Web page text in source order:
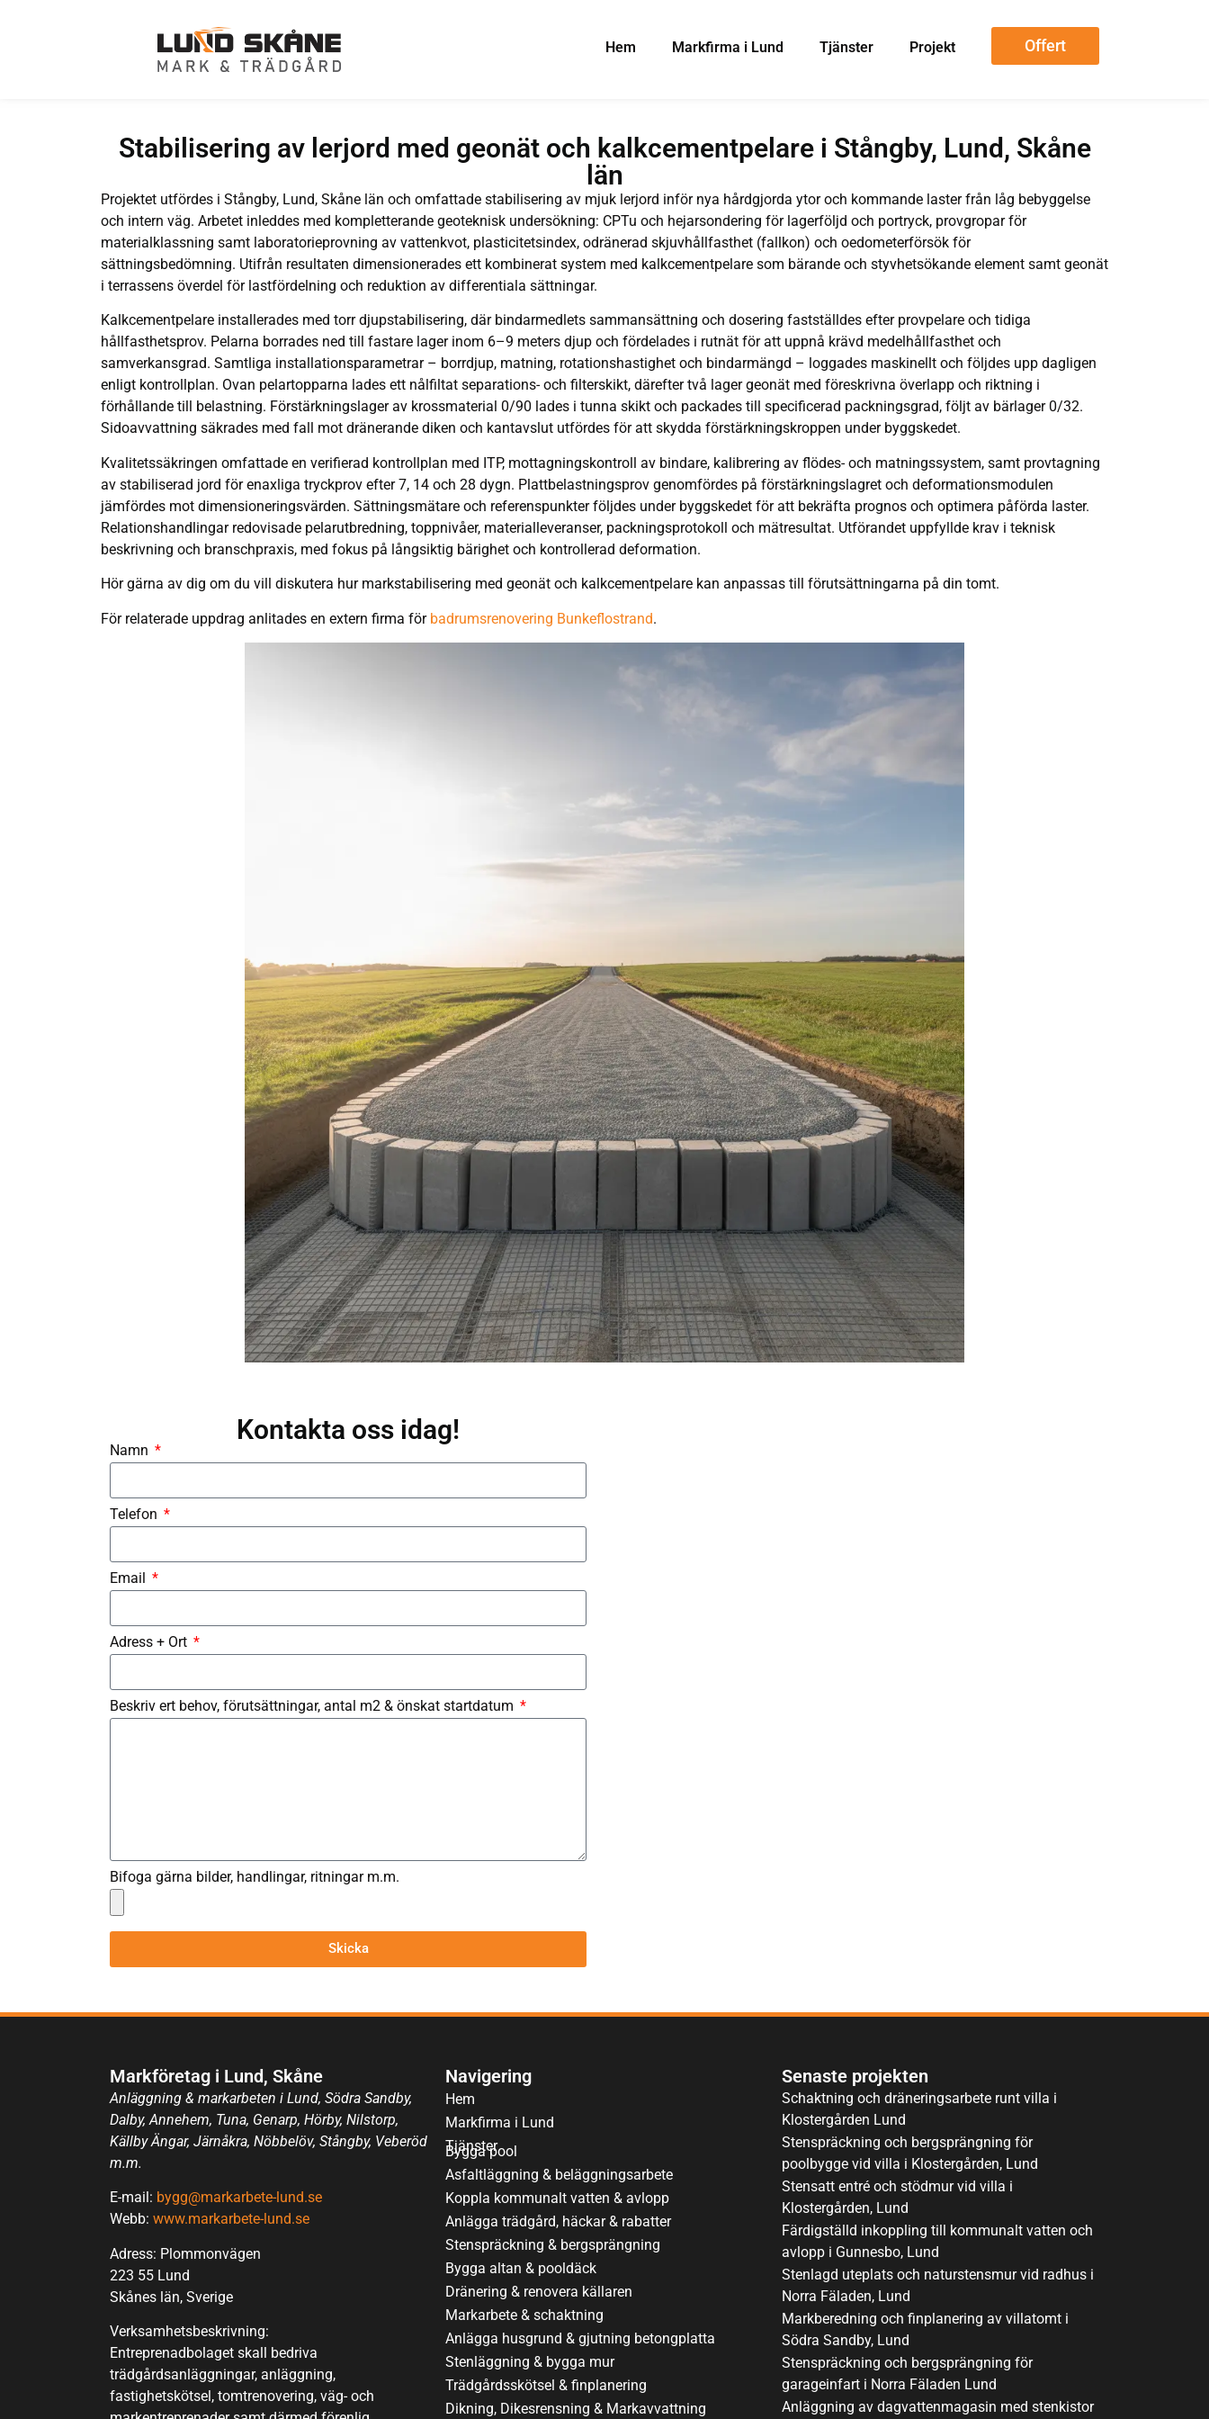
Hem Markfirma i Lund Tjänster Projekt Offert
Stabilisering av lerjord med geonät och kalkcementpelare i Stångby, Lund, Skåne
län
Projektet utfördes i Stångby, Lund, Skåne län och omfattade stabilisering av mjuk lerjord inför nya hårdgjorda ytor och kommande laster från låg bebyggelse
och intern väg. Arbetet inleddes med kompletterande geoteknisk undersökning: CPTu och hejarsondering för lagerföljd och portryck, provgropar för
materialklassning samt laboratorieprovning av vattenkvot, plasticitetsindex, odränerad skjuvhållfasthet (fallkon) och oedometerförsök för
sättningsbedömning. Utifrån resultaten dimensionerades ett kombinerat system med kalkcementpelare som bärande och styvhetsökande element samt geonät
i terrassens överdel för lastfördelning och reduktion av differentiala sättningar.
Kalkcementpelare installerades med torr djupstabilisering, där bindarmedlets sammansättning och dosering fastställdes efter provpelare och tidiga
hållfasthetsprov. Pelarna borrades ned till fastare lager inom 6–9 meters djup och fördelades i rutnät för att uppnå krävd medelhållfasthet och
samverkansgrad. Samtliga installationsparametrar – borrdjup, matning, rotationshastighet och bindarmängd – loggades maskinellt och följdes upp dagligen
enligt kontrollplan. Ovan pelartopparna lades ett nålfiltat separations- och filterskikt, därefter två lager geonät med föreskrivna överlapp och riktning i
förhållande till belastning. Förstärkningslager av krossmaterial 0/90 lades i tunna skikt och packades till specificerad packningsgrad, följt av bärlager 0/32.
Sidoavvattning säkrades med fall mot dränerande diken och kantavslut utfördes för att skydda förstärkningskroppen under byggskedet.
Kvalitetssäkringen omfattade en verifierad kontrollplan med ITP, mottagningskontroll av bindare, kalibrering av flödes- och matningssystem, samt provtagning
av stabiliserad jord för enaxliga tryckprov efter 7, 14 och 28 dygn. Plattbelastningsprov genomfördes på förstärkningslagret och deformationsmodulen
jämfördes mot dimensioneringsvärden. Sättningsmätare och referenspunkter följdes under byggskedet för att bekräfta prognos och optimera påförda laster.
Relationshandlingar redovisade pelarutbredning, toppnivåer, materialleveranser, packningsprotokoll och mätresultat. Utförandet uppfyllde krav i teknisk
beskrivning och branschpraxis, med fokus på långsiktig bärighet och kontrollerad deformation.
Hör gärna av dig om du vill diskutera hur markstabilisering med geonät och kalkcementpelare kan anpassas till förutsättningarna på din tomt.
För relaterade uppdrag anlitades en extern firma för badrumsrenovering Bunkeflostrand.
Kontakta oss idag!
Namn
Telefon
Email
Adress + Ort
Beskriv ert behov, förutsättningar, antal m2 & önskat startdatum
Bifoga gärna bilder, handlingar, ritningar m.m.
Skicka
Markföretag i Lund, Skåne
Anläggning & markarbeten i Lund, Södra Sandby,
Dalby, Annehem, Tuna, Genarp, Hörby, Nilstorp,
Källby Ängar, Järnåkra, Nöbbelöv, Stångby, Veberöd
m.m.
E-mail: bygg@markarbete-lund.se
Webb: www.markarbete-lund.se
Adress: Plommonvägen
223 55 Lund
Skånes län, Sverige
Verksamhetsbeskrivning:
Entreprenadbolaget skall bedriva
trädgårdsanläggningar, anläggning,
fastighetskötsel, tomtrenovering, väg- och
Navigering
Hem
Markfirma i Lund
Tjänster
Bygga pool
Asfaltläggning & beläggningsarbete
Koppla kommunalt vatten & avlopp
Anlägga trädgård, häckar & rabatter
Stenspräckning & bergsprängning
Bygga altan & pooldäck
Dränering & renovera källaren
Markarbete & schaktning
Anlägga husgrund & gjutning betongplatta
Stenläggning & bygga mur
Trädgårdsskötsel & finplanering
Dikning, Dikesrensning & Markavvattning
Senaste projekten
Schaktning och dräneringsarbete runt villa i
Klostergården Lund
Stenspräckning och bergsprängning för
poolbygge vid villa i Klostergården, Lund
Stensatt entré och stödmur vid villa i
Klostergården, Lund
Färdigställd inkoppling till kommunalt vatten och
avlopp i Gunnesbo, Lund
Stenlagd uteplats och naturstensmur vid radhus i
Norra Fäladen, Lund
Markberedning och finplanering av villatomt i
Södra Sandby, Lund
Stenspräckning och bergsprängning för
garageinfart i Norra Fäladen Lund
Anläggning av dagvattenmagasin med stenkistor